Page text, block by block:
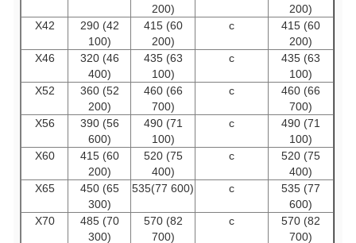
200)
200)
X42
290 (42
100)
415 (60
200)
c
415 (60
200)
X46
320 (46
400)
435 (63
100)
c
435 (63
100)
X52
360 (52
200)
460 (66
700)
c
460 (66
700)
X56
390 (56
600)
490 (71
100)
c
490 (71
100)
X60
415 (60
200)
520 (75
400)
c
520 (75
400)
X65
450 (65
300)
535(77 600) c
535 (77
600)
X70
485 (70
300)
570 (82
700)
c
570 (82
700)